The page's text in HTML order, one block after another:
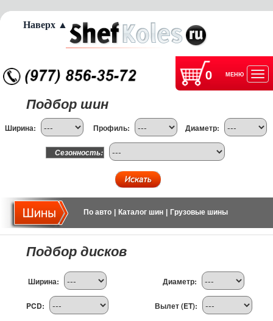
0 МЕНЮ
Подбор шин
Ширина: Профиль: Диаметр:
Сезонность:
По авто Каталог шин Грузовые шины
Подбор дисков
Ширина: Диаметр:
PCD: Вылет (ET):
Наверх ▲